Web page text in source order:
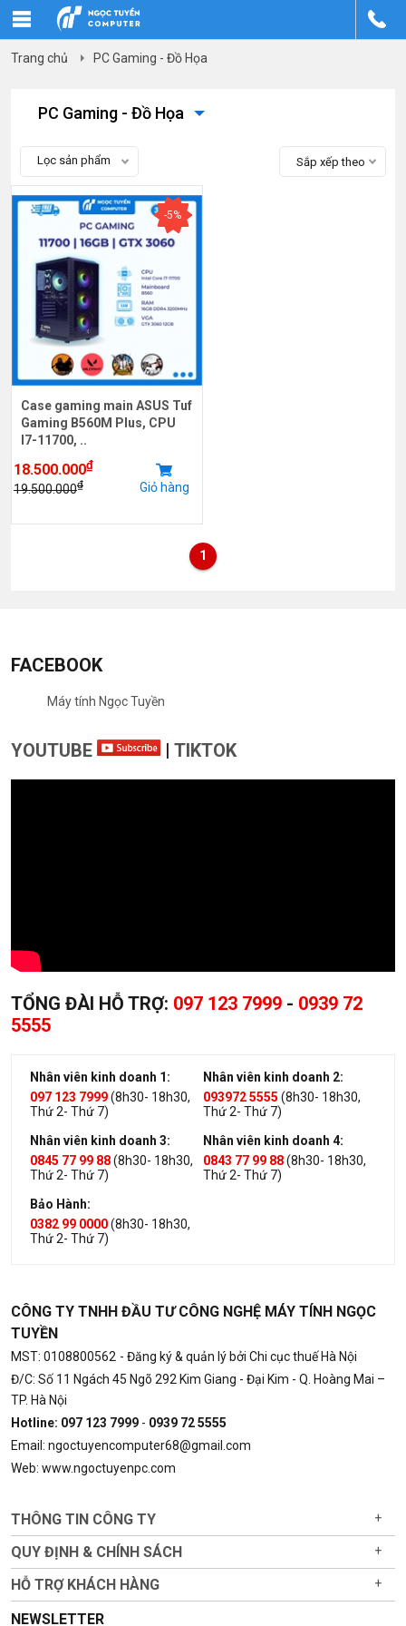
Trang chủ PC Gaming - Đồ Họa
PC Gaming - Đồ Họa
Lọc sản phẩm Sắp xếp theo
-5%
Case gaming main ASUS Tuf
Gaming B560M Plus, CPU
I7-11700, ..
18.500.000₫
19.500.000₫ Giỏ hàng
1
FACEBOOK
Máy tính Ngọc Tuyền
YOUTUBE | TIKTOK
TỔNG ĐÀI HỖ TRỢ: 097 123 7999 - 0939 72
5555
Nhân viên kinh doanh 1:
097 123 7999(8h30- 18h30,
Thứ 2- Thứ 7)
Nhân viên kinh doanh 2:
093972 5555 (8h30- 18h30,
Thứ 2- Thứ 7)
Nhân viên kinh doanh 3:
0845 77 99 88(8h30- 18h30,
Thứ 2- Thứ 7)
Nhân viên kinh doanh 4:
0843 77 99 88(8h30- 18h30,
Thứ 2- Thứ 7)
Bảo Hành:
0382 99 0000(8h30- 18h30,
Thứ 2- Thứ 7)
CÔNG TY TNHH ĐẦU TƯ CÔNG NGHỆ MÁY TÍNH NGỌC
TUYỀN
MST: 0108800562 - Đăng ký & quản lý bởi Chi cục thuế Hà Nội
Đ/C: Số 11 Ngách 45 Ngõ 292 Kim Giang - Đại Kim - Q. Hoàng Mai –
TP. Hà Nội
Hotline: 097 123 7999 - 0939 72 5555
Email: ngoctuyencomputer68@gmail.com
Web: www.ngoctuyenpc.com
THÔNG TIN CÔNG TY +
QUY ĐỊNH & CHÍNH SÁCH +
HỖ TRỢ KHÁCH HÀNG +
NEWSLETTER